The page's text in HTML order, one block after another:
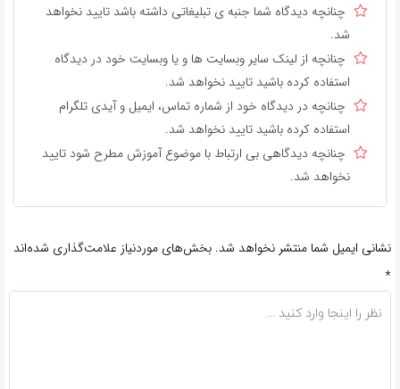
چنانچه دیدگاه شما جنبه ی تبلیغاتی داشته باشد تایید نخواهد
شد.
چنانچه از لینک سایر وبسایت ها و یا وبسایت خود در دیدگاه
استفاده کرده باشید تایید نخواهد شد.
چنانچه در دیدگاه خود از شماره تماس، ایمیل و آیدی تلگرام
استفاده کرده باشید تایید نخواهد شد.
چنانچه دیدگاهی بی ارتباط با موضوع آموزش مطرح شود تایید
نخواهد شد.
نشانی ایمیل شما منتشر نخواهد شد. بخش‌های موردنیاز علامت‌گذاری شده‌اند
*